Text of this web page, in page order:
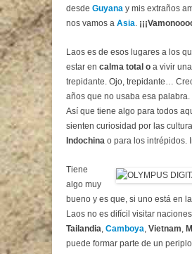
desde Guyana y mis extraños
nos vamos a Asia.
Laos es de esos lugares a los
estar en calma total o a vivir una
trepidante. Ojo, trepidante…
años que no usaba esa
Así que tiene algo para todos
sienten curiosidad por las
Indochina o para los intrépidos.
Tiene
algo muy
bueno y es que, si uno está en
Laos no es difícil visitar
Tailandia, Camboya, Vietnam,
puede formar parte de un